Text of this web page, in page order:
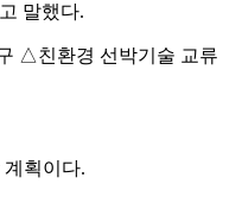
말했다.
△친환경 선박기술 교류
획이다.